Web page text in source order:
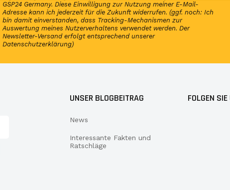
GSP24 Germany. Diese Einwilligung zur Nutzung meiner E-Mail-
Adresse kann ich jederzeit für die Zukunft widerrufen. (ggf. noch: Ich
bin damit einverstanden, dass Tracking-Mechanismen zur
Auswertung meines Nutzerverhaltens verwendet werden. Der
Newsletter-Versand erfolgt entsprechend unserer
Datenschutzerklärung)
UNSER BLOGBEITRAG
News
Interessante Fakten und
Ratschläge
FOLGEN